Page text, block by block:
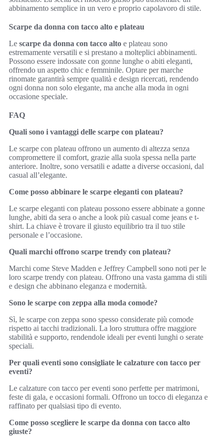
abbinamento semplice in un vero e proprio capolavoro di stile.
Scarpe da donna con tacco alto e plateau
Le scarpe da donna con tacco alto e plateau sono
estremamente versatili e si prestano a molteplici abbinamenti.
Possono essere indossate con gonne lunghe o abiti eleganti,
offrendo un aspetto chic e femminile. Optare per marche
rinomate garantirà sempre qualità e design ricercati, rendendo
ogni donna non solo elegante, ma anche alla moda in ogni
occasione speciale.
FAQ
Quali sono i vantaggi delle scarpe con plateau?
Le scarpe con plateau offrono un aumento di altezza senza
compromettere il comfort, grazie alla suola spessa nella parte
anteriore. Inoltre, sono versatili e adatte a diverse occasioni, dal
casual all’elegante.
Come posso abbinare le scarpe eleganti con plateau?
Le scarpe eleganti con plateau possono essere abbinate a gonne
lunghe, abiti da sera o anche a look più casual come jeans e t-
shirt. La chiave è trovare il giusto equilibrio tra il tuo stile
personale e l’occasione.
Quali marchi offrono scarpe trendy con plateau?
Marchi come Steve Madden e Jeffrey Campbell sono noti per le
loro scarpe trendy con plateau. Offrono una vasta gamma di stili
e design che abbinano eleganza e modernità.
Sono le scarpe con zeppa alla moda comode?
Sì, le scarpe con zeppa sono spesso considerate più comode
rispetto ai tacchi tradizionali. La loro struttura offre maggiore
stabilità e supporto, rendendole ideali per eventi lunghi o serate
speciali.
Per quali eventi sono consigliate le calzature con tacco per
eventi?
Le calzature con tacco per eventi sono perfette per matrimoni,
feste di gala, e occasioni formali. Offrono un tocco di eleganza e
raffinato per qualsiasi tipo di evento.
Come posso scegliere le scarpe da donna con tacco alto
giuste?